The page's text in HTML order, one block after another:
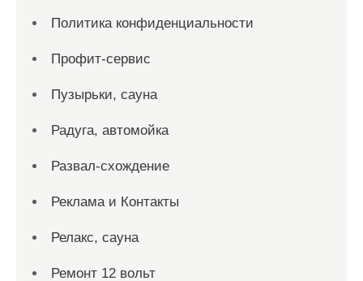
Политика конфиденциальности
Профит-сервис
Пузырьки, сауна
Радуга, автомойка
Развал-схождение
Реклама и Контакты
Релакс, сауна
Ремонт 12 вольт